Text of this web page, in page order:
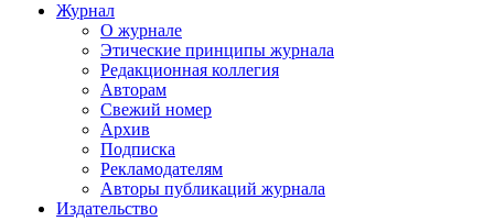
Журнал
О журнале
Этические принципы журнала
Редакционная коллегия
Авторам
Свежий номер
Архив
Подписка
Рекламодателям
Авторы публикаций журнала
Издательство